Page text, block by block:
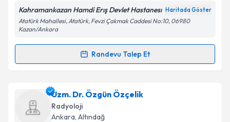
Kişisel verilerimin işlenmesine ilişkinAydınlatma
Metni
Kahramankazan Hamdi Erış Devlet Hastanesı Haritada Göster
Atatürk Mahallesi, Atatürk, Fevzi Çakmak Caddesi No:10, 06980
Kazan/Ankara
Randevu Talep Et
Randevu Takvimi Talebi
Ass. Dr. Hilal Sakancıiçin randevu takvimi talebi
oluşturun. Size bu uzmandan randevu almanız için bir
takvim hazırlandığında e-posta ile bilgilendireceğiz.
Uzm. Dr. Özgün Özçelik
Radyoloji
Ankara, Altındağ